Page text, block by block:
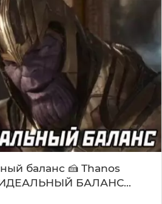
баланс 🍰 Thanos
ИДЕАЛЬНЫЙ БАЛАНС...